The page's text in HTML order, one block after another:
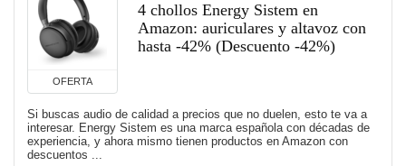
OFERTA
4 chollos Energy Sistem en
Amazon: auriculares y altavoz con
hasta -42% (Descuento -42%)
Si buscas audio de calidad a precios que no duelen, esto te va a
interesar. Energy Sistem es una marca española con décadas de
experiencia, y ahora mismo tienen productos en Amazon con
descuentos ...